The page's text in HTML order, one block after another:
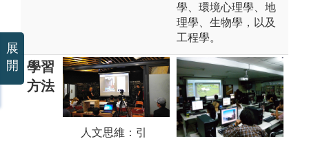
學、環境心理學、地
理學、生物學，以及
工程學。
學習
方法
人文思維：引
展
開